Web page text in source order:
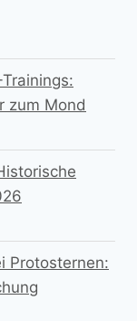
zum Mond
Protosternen: